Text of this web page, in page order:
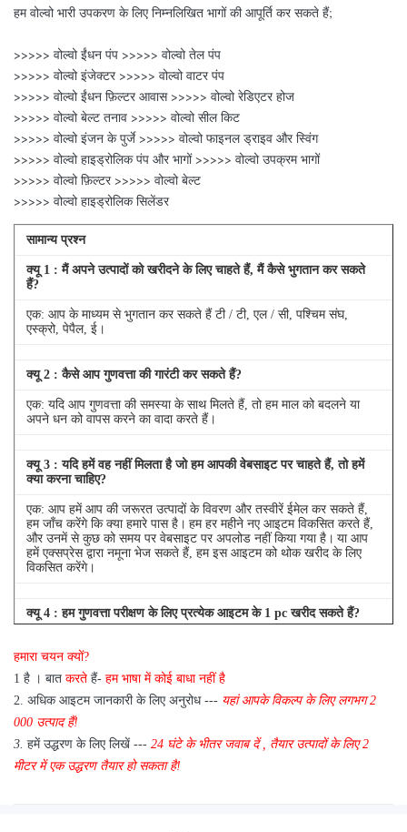
हम वोल्वो भारी उपकरण के लिए निम्नलिखित भागों की आपूर्ति कर सकते हैं;
>>>>> वोल्वो ईंधन पंप >>>>> वोल्वो तेल पंप
>>>>> वोल्वो इंजेक्टर >>>>> वोल्वो वाटर पंप
>>>>> वोल्वो ईंधन फ़िल्टर आवास >>>>> वोल्वो रेडिएटर होज
>>>>> वोल्वो बेल्ट तनाव >>>>> वोल्वो सील किट
>>>>> वोल्वो इंजन के पुर्जे >>>>> वोल्वो फाइनल ड्राइव और स्विंग
>>>>> वोल्वो हाइड्रोलिक पंप और भागों >>>>> वोल्वो उपक्रम भागों
>>>>> वोल्वो फ़िल्टर >>>>> वोल्वो बेल्ट
>>>>> वोल्वो हाइड्रोलिक सिलेंडर
सामान्य प्रश्न
क्यू 1 : मैं अपने उत्पादों को खरीदने के लिए चाहते हैं, मैं कैसे भुगतान कर सकते
हैं?
एक: आप के माध्यम से भुगतान कर सकते हैं टी / टी, एल / सी, पश्चिम संघ,
एस्क्रो, पेपैल, ई।
क्यू 2 : कैसे आप गुणवत्ता की गारंटी कर सकते हैं?
एक: यदि आप गुणवत्ता की समस्या के साथ मिलते हैं, तो हम माल को बदलने या
अपने धन को वापस करने का वादा करते हैं।
क्यू 3 : यदि हमें वह नहीं मिलता है जो हम आपकी वेबसाइट पर चाहते हैं, तो हमें
क्या करना चाहिए?
एक: आप हमें आप की जरूरत उत्पादों के विवरण और तस्वीरें ईमेल कर सकते हैं,
हम जाँच करेंगे कि क्या हमारे पास है। हम हर महीने नए आइटम विकसित करते हैं,
और उनमें से कुछ को समय पर वेबसाइट पर अपलोड नहीं किया गया है। या आप
हमें एक्सप्रेस द्वारा नमूना भेज सकते हैं, हम इस आइटम को थोक खरीद के लिए
विकसित करेंगे।
क्यू 4 : हम गुणवत्ता परीक्षण के लिए प्रत्येक आइटम के 1 pc खरीद सकते हैं?
आप स्टॉक में की जरूरत है
हमारा चयन क्यों?
1 है । बात करते हैं- हम भाषा में कोई बाधा नहीं है
2. अधिक आइटम जानकारी के लिए अनुरोध --- यहां आपके विकल्प के लिए लगभग 2
000 उत्पाद हैं!
3. हमें उद्धरण के लिए लिखें --- 24 घंटे के भीतर जवाब दें , तैयार उत्पादों के लिए 2
मीटर में एक उद्धरण तैयार हो सकता है!